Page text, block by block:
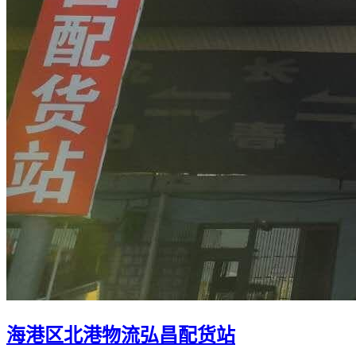
海港区北港物流弘昌配货站